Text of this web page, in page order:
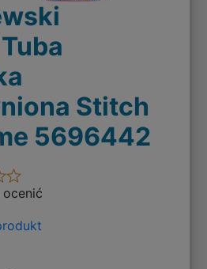
Stitch
5696442